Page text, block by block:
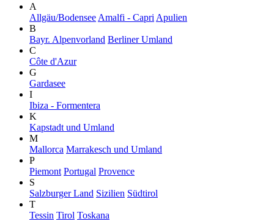
A
Allgäu/Bodensee Amalfi - Capri Apulien
B
Bayr. Alpenvorland Berliner Umland
C
Côte d'Azur
G
Gardasee
I
Ibiza - Formentera
K
Kapstadt und Umland
M
Mallorca Marrakesch und Umland
P
Piemont Portugal Provence
S
Salzburger Land Sizilien Südtirol
T
Tessin Tirol Toskana